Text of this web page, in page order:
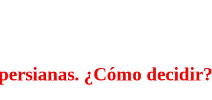
¿Cómo decidir?